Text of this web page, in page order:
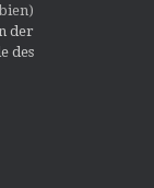
der
des